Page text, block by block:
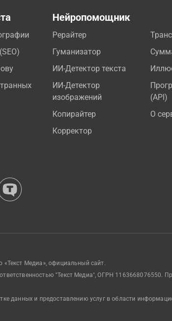
Нейропомощник
Рерайтер
Гуманизатор
ИИ-Детектор текста
ИИ-Детектор
изображений
Копирайтер
Корректор
(API)
О
«Текст Медиа», официальный сайт.
"Текст Медиа", ОГРН 1163668076550.
данных и предоставлению услуг в области